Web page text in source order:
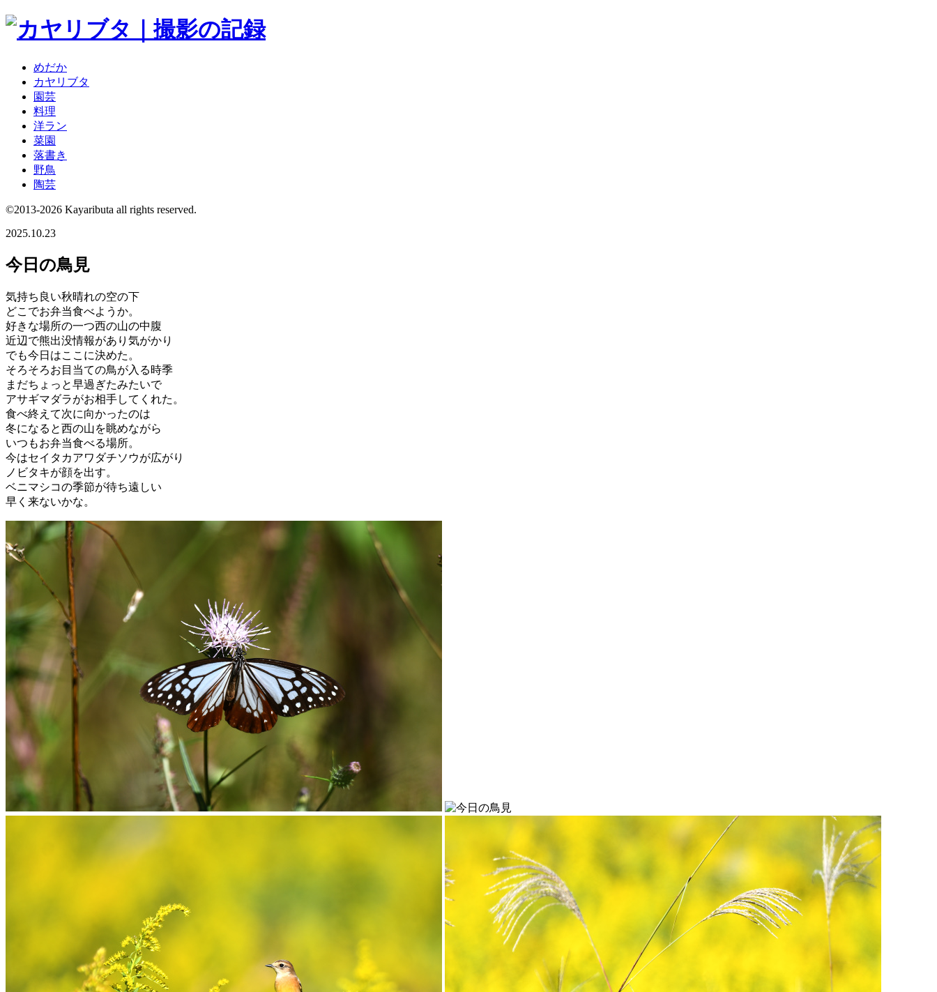
めだか
カヤリブタ
園芸
料理
洋ラン
菜園
落書き
野鳥
陶芸
©2013-2026 Kayaributa all rights reserved.
2025.10.23
今日の鳥見
気持ち良い秋晴れの空の下
どこでお弁当食べようか。
好きな場所の一つ西の山の中腹
近辺で熊出没情報があり気がかり
でも今日はここに決めた。
そろそろお目当ての鳥が入る時季
まだちょっと早過ぎたみたいで
アサギマダラがお相手してくれた。
食べ終えて次に向かったのは
冬になると西の山を眺めながら
いつもお弁当食べる場所。
今はセイタカアワダチソウが広がり
ノビタキが顔を出す。
ベニマシコの季節が待ち遠しい
早く来ないかな。